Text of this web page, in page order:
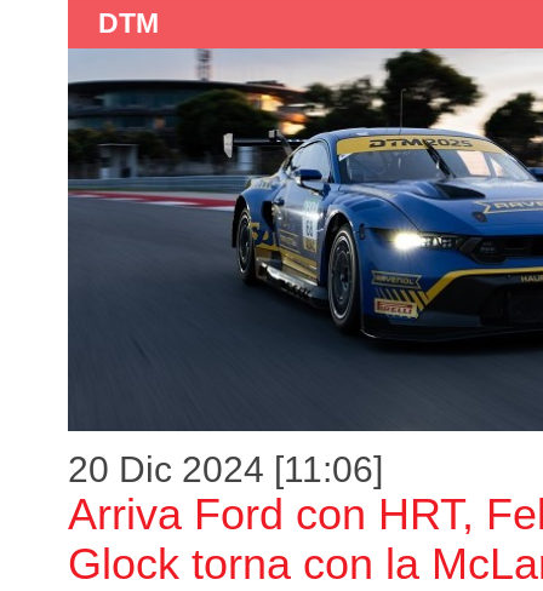
DTM
20 Dic 2024 [11:06]
Arriva Ford con HRT,
Glock torna con la